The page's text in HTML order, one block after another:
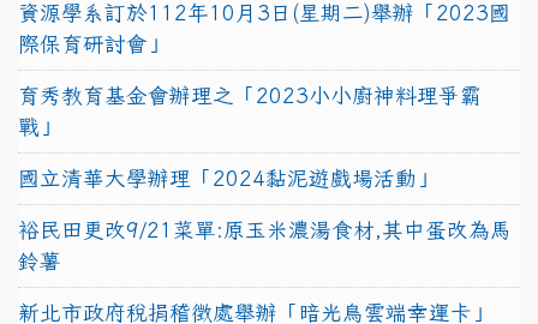
資源學系訂於112年10月3日(星期二)舉辦「2023國
際保育研討會」
育秀教育基金會辦理之「2023小小廚神料理爭霸
戰」
國立清華大學辦理「2024黏泥遊戲場活動」
裕民田更改9/21菜單:原玉米濃湯食材,其中蛋改為馬
鈴薯
新北市政府稅捐稽徵處舉辦「暗光鳥雲端幸運卡」